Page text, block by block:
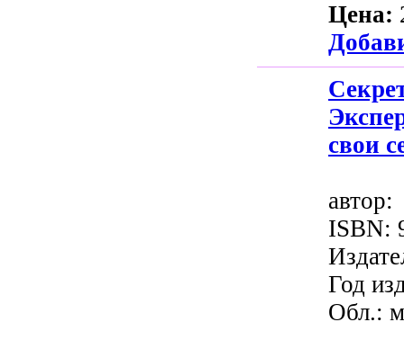
Цена:
свои
ISBN:
Год
Обл.: